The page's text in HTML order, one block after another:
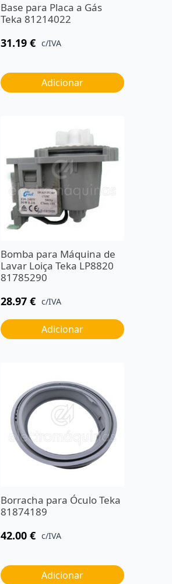
Base para Placa a Gás
Teka 81214022
31.19 € c/IVA
Adicionar
Bomba para Máquina de
Lavar Loiça Teka LP8820
81785290
28.97 € c/IVA
Adicionar
Borracha para Óculo Teka
81874189
42.00 € c/IVA
Adicionar